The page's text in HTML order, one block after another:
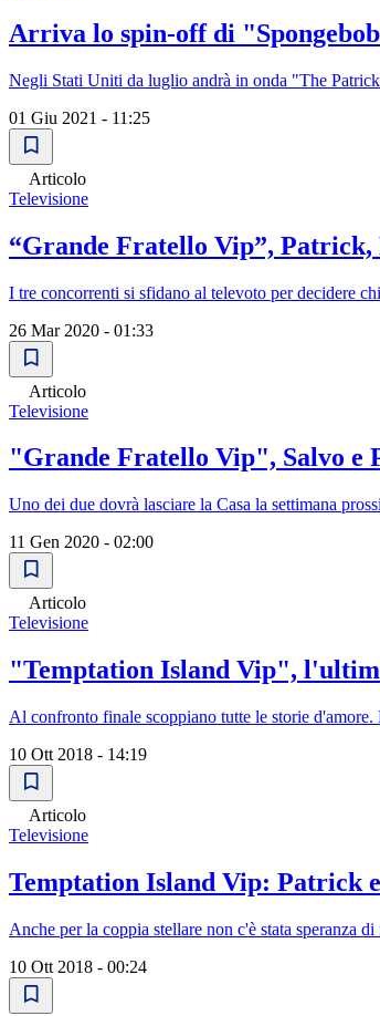
Arriva lo spin-off di
Negli Stati Uniti da luglio andrà in onda "The
01 Giu 2021 - 11:25
Articolo
Televisione
“Grande Fratello Vip”,
I tre concorrenti si sfidano al televoto per decidere
26 Mar 2020 - 01:33
Articolo
Televisione
"Grande Fratello Vip", Salvo e
Uno dei due dovrà lasciare la Casa la settimana
11 Gen 2020 - 02:00
Articolo
Televisione
"Temptation Island Vip",
Al confronto finale scoppiano tutte le storie
10 Ott 2018 - 14:19
Articolo
Televisione
Temptation Island Vip: Patrick
Anche per la coppia stellare non c'è stata speranza
10 Ott 2018 - 00:24